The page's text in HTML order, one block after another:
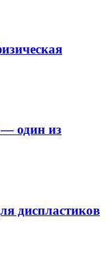
один из
диспластиков